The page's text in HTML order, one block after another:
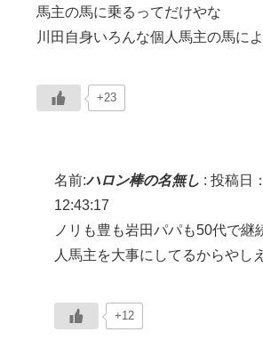
馬主の馬に乗るってだけやな
川田自身いろんな個人馬主の馬に
+23
名前:ハロン棒の名無し : 投稿日
12:43:17
ノリも豊も岩田パパも50代で継
人馬主を大事にしてるからやし
+12